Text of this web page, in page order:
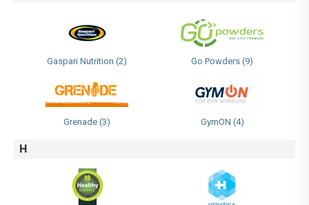
Gaspari Nutrition (2) Go Powders (9)
Grenade (3) GymON (4)
H